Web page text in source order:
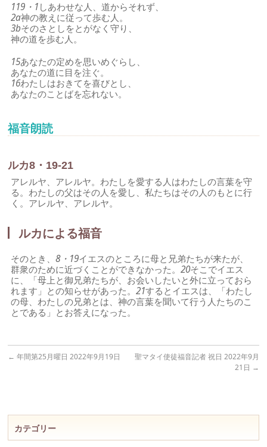
119・1しあわせな人、道からそれず、
2a神の教えに従って歩む人。
3bそのさとしをとがなく守り、
神の道を歩む人。
15あなたの定めを思いめぐらし、
あなたの道に目を注ぐ。
16わたしはおきてを喜びとし、
あなたのことばを忘れない。
福音朗読
ルカ8・19-21
アレルヤ、アレルヤ。わたしを愛する人はわたしの言葉を守
る。わたしの父はその人を愛し、私たちはその人のもとに行
く。アレルヤ、アレルヤ。
ルカによる福音
そのとき、8・19イエスのところに母と兄弟たちが来たが、
群衆のために近づくことができなかった。20そこでイエス
に、「母上と御兄弟たちが、お会いしたいと外に立っておら
れます」との知らせがあった。21するとイエスは、「わたし
の母、わたしの兄弟とは、神の言葉を聞いて行う人たちのこ
とである」とお答えになった。
← 年間第25月曜日 2022年9月19日
聖マタイ使徒福音記者 祝日 2022年9月
21日 →
カテゴリー